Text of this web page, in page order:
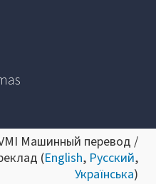
Машинный перевод /
(English, Русский,
Українська)